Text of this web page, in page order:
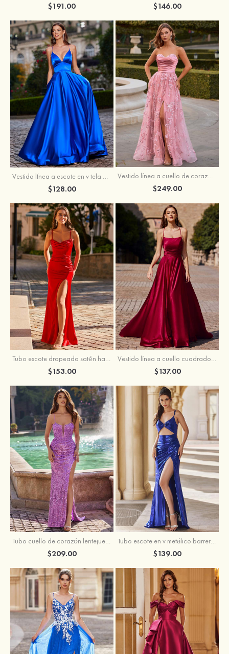
$191.00 $146.00
Vestido línea a escote en v tela charmeuse hasta el suelo vestido de graduación
$128.00
Vestido línea a cuello de corazón tul cola de barrido vestido de graduación
$249.00
Tubo escote drapeado satén hasta el suelo vestido de graduación
$153.00
Vestido línea a cuello cuadrado tela charmeuse barrer tren vestido de graduación
$137.00
Tubo cuello de corazón lentejuelas barrer tren vestido de graduación
$209.00
Tubo escote en v metálico barrer tren vestido de graduación
$139.00